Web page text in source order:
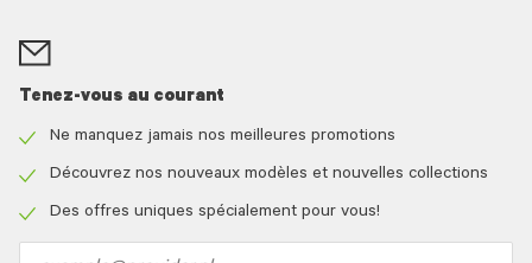
Tenez-vous au courant
icon
Ne manquez jamais nos meilleures promotions
icon
Découvrez nos nouveaux modèles et nouvelles collections
Des offres uniques spécialement pour vous!